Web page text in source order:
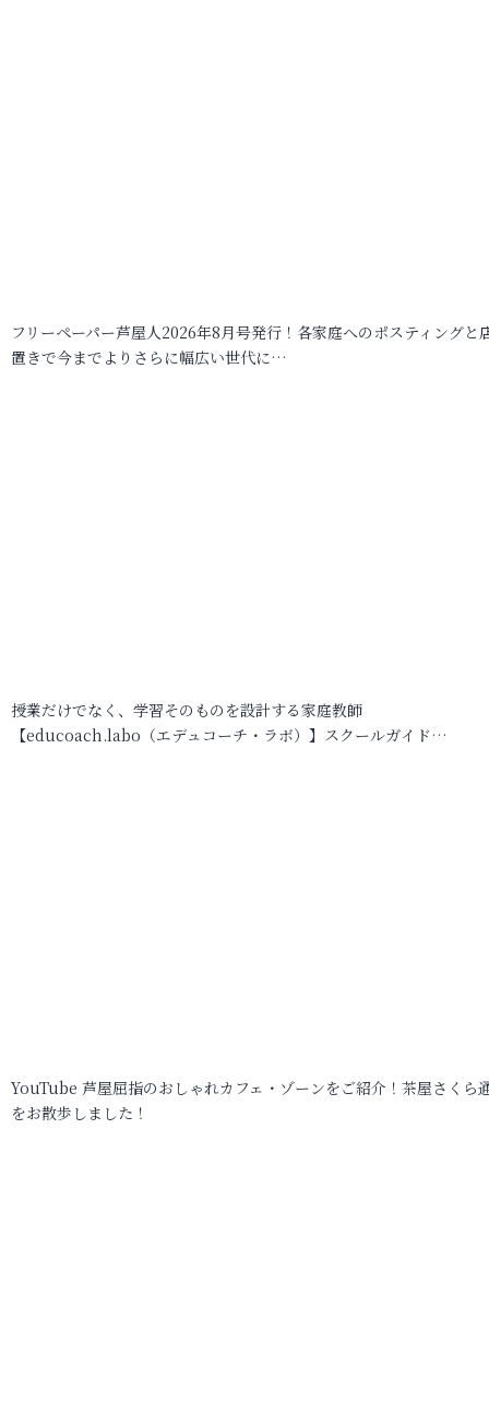
フリーペーパー芦屋人2026年8月号発行！各家庭へのポスティングと
置きで今までよりさらに幅広い世代に…
授業だけでなく、学習そのものを設計する家庭教師
【educoach.labo（エデュコーチ・ラボ）】スクールガイド…
YouTube 芦屋屈指のおしゃれカフェ・ゾーンをご紹介！茶屋さくら
をお散歩しました！